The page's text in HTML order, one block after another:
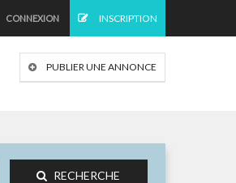
CONNEXION INSCRIPTION
PUBLIER UNE ANNONCE
RECHERCHE